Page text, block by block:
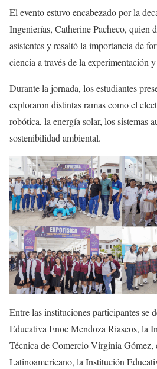
El evento estuvo encabezado por la
Ingenierías, Catherine Pacheco, quien
asistentes y resaltó la importancia de
ciencia a través de la experimentación
Durante la jornada, los estudiantes
exploraron distintas ramas como el
robótica, la energía solar, los sistemas
sostenibilidad ambiental.
Entre las instituciones participantes se
Educativa Enoc Mendoza Riascos, la
Técnica de Comercio Virginia Gómez,
Latinoamericano, la Institución